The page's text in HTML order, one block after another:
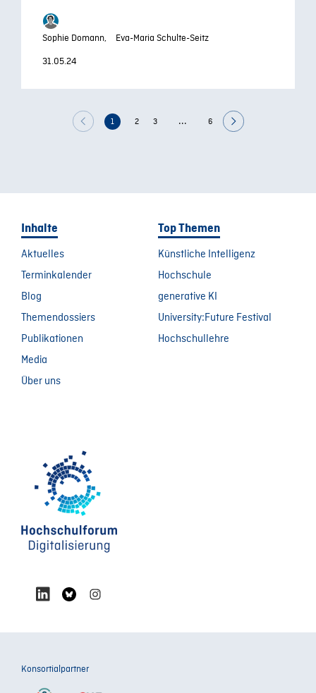
Sophie Domann,
Eva-Maria Schulte-Seitz
31.05.24
1 2 3 ... 6
Inhalte
Aktuelles
Terminkalender
Blog
Themendossiers
Publikationen
Media
Über uns
Top Themen
Künstliche Intelligenz
Hochschule
generative KI
University:Future Festival
Hochschullehre
Konsortialpartner